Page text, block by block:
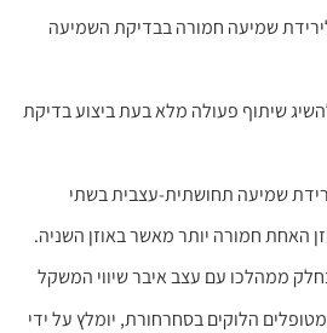
שמיעה חמורה בבדיקת השמיעה
שיתוף פעולה מלא בעת ביצוע בדיקת
שמיעה תחושתית-עצבית בשתי
האחת חמורה יותר מאשר באוזן השניה.
ממהלכו עם עצב איבר שיווי המשקל
הלוקים בסחרחורת, יומלץ על ידי